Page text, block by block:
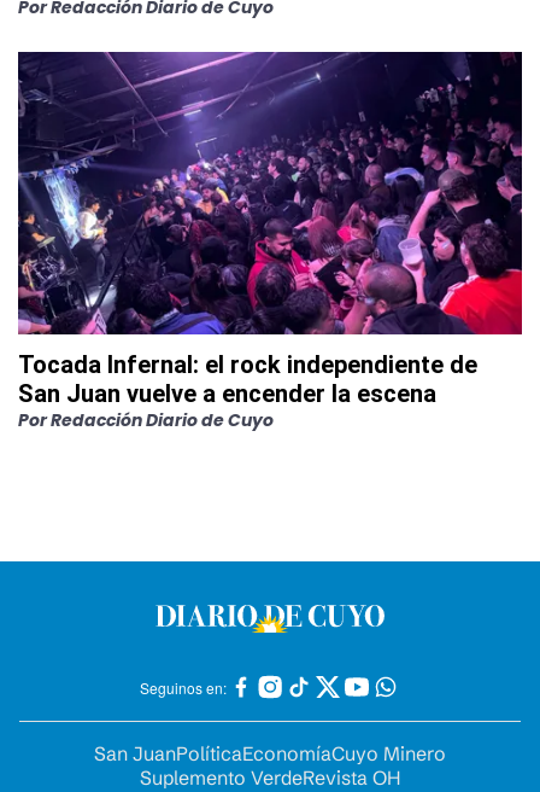
PorRedacción Diario de Cuyo
Tocada Infernal: el rock independiente de
San Juan vuelve a encender la escena
PorRedacción Diario de Cuyo
Seguinos en:
San JuanPolíticaEconomíaCuyo Minero
Suplemento VerdeRevista OH